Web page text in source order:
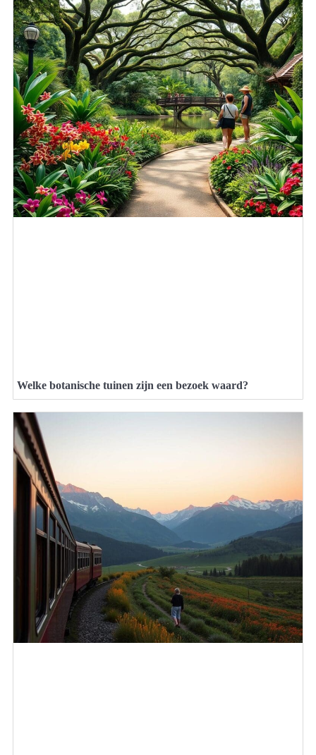
Welke botanische tuinen zijn een bezoek waard?